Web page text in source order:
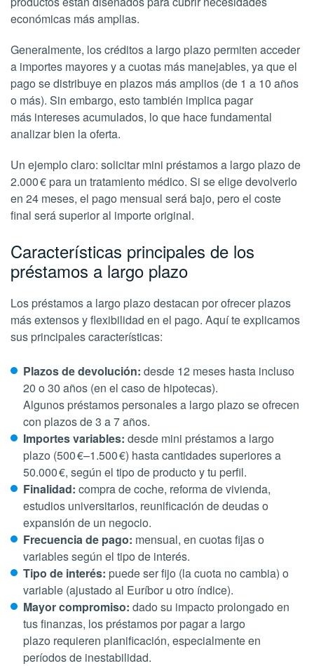
económicas más amplias.
Generalmente, los créditos a largo plazo permiten acceder
a importes mayores y a cuotas más manejables, ya que el
pago se distribuye en plazos más amplios (de 1 a 10 años
o más). Sin embargo, esto también implica pagar
más intereses acumulados, lo que hace fundamental
analizar bien la oferta.
Un ejemplo claro: solicitar mini préstamos a largo plazo de
2.000 € para un tratamiento médico. Si se elige devolverlo
en 24 meses, el pago mensual será bajo, pero el coste
final será superior al importe original.
Características principales de los
préstamos a largo plazo
Los préstamos a largo plazo destacan por ofrecer plazos
más extensos y flexibilidad en el pago. Aquí te explicamos
sus principales características:
Plazos de devolución: desde 12 meses hasta incluso
20 o 30 años (en el caso de hipotecas).
Algunos préstamos personales a largo plazo se ofrecen
con plazos de 3 a 7 años.
Importes variables: desde mini préstamos a largo
plazo (500 €–1.500 €) hasta cantidades superiores a
50.000 €, según el tipo de producto y tu perfil.
Finalidad: compra de coche, reforma de vivienda,
estudios universitarios, reunificación de deudas o
expansión de un negocio.
Frecuencia de pago: mensual, en cuotas fijas o
variables según el tipo de interés.
Tipo de interés: puede ser fijo (la cuota no cambia) o
variable (ajustado al Euríbor u otro índice).
Mayor compromiso: dado su impacto prolongado en
tus finanzas, los préstamos por pagar a largo
plazo requieren planificación, especialmente en
períodos de inestabilidad.